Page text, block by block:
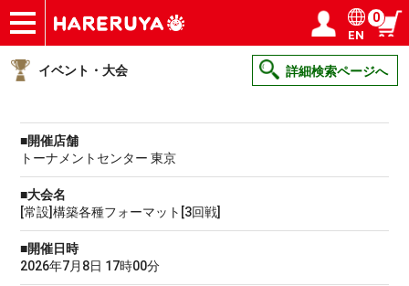
ショップ
買取
記事
デッキ検索
デッキ構築
選手一覧
店舗一覧
イベント
ヘルプ
お問い合わせ ログイン／会員登録
EN
0
イベント・大会 詳細検索ページへ
■開催店舗
トーナメントセンター 東京
■大会名
[常設]構築各種フォーマット[3回戦]
■開催日時
2026年7月8日 17時00分